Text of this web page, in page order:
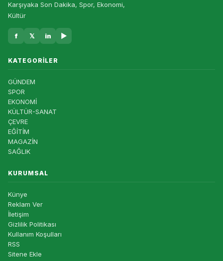
Karşıyaka Son Dakika, Spor, Ekonomi,
Kültür
f 𝕏 in ▶
KATEGORILER
GÜNDEM
SPOR
EKONOMİ
KÜLTÜR-SANAT
ÇEVRE
EĞİTİM
MAGAZİN
SAĞLIK
KURUMSAL
Künye
Reklam Ver
İletişim
Gizlilik Politikası
Kullanım Koşulları
RSS
Sitene Ekle